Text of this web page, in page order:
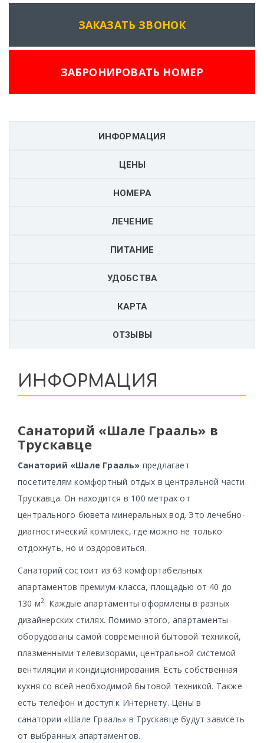
ЗАКАЗАТЬ ЗВОНОК
ЗАБРОНИРОВАТЬ НОМЕР
ИНФОРМАЦИЯ
ЦЕНЫ
НОМЕРА
ЛЕЧЕНИЕ
ПИТАНИЕ
УДОБСТВА
КАРТА
ОТЗЫВЫ
ИНФОРМАЦИЯ
Санаторий «Шале Грааль» в
Трускавце
Санаторий «Шале Грааль» предлагает
посетителям комфортный отдых в центральной части
Трускавца. Он находится в 100 метрах от
центрального бювета минеральных вод. Это лечебно-
диагностический комплекс, где можно не только
отдохнуть, но и оздоровиться.
Санаторий состоит из 63 комфортабельных
апартаментов премиум-класса, площадью от 40 до
130 м2. Каждые апартаменты оформлены в разных
дизайнерских стилях. Помимо этого, апартаменты
оборудованы самой современной бытовой техникой,
плазменными телевизорами, центральной системой
вентиляции и кондиционирования. Есть собственная
кухня со всей необходимой бытовой техникой. Также
есть телефон и доступ к Интернету. Цены в
санатории «Шале Грааль» в Трускавце будут зависеть
от выбранных апартаментов.